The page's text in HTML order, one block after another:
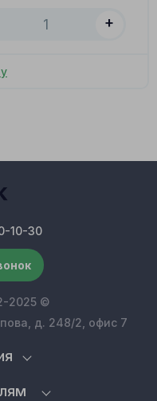
+
10-30
2025 ©
д. 248/2, офис 7